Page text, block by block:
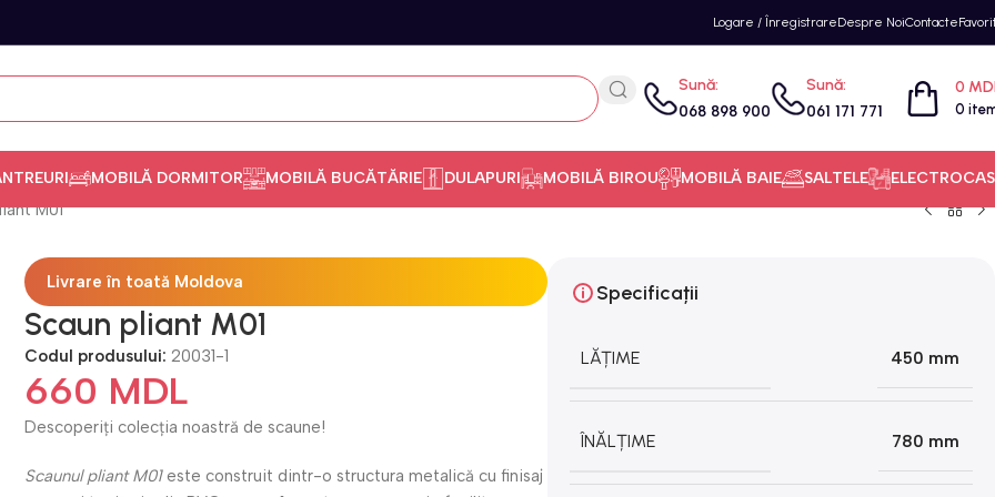
Logare / ÎnregistrareDespre NoiContacte
Sună:
068 898 900
Sună:
061 171 771 0
0
MOBILĂ DORMITOR MOBILĂ BUCĂTĂRIE DULAPURI MOBILĂ BIROU MOBILĂ BAIE SALTELE
M01
Livrare în toată Moldova
Scaun pliant M01
Codul produsului: 20031-1
660 MDL
Descoperiți colecția noastră de scaune!
Scaunul pliant M01este construit dintr-o structura metalică cu finisaj
Specificații
LĂȚIME 450 mm
ÎNĂLȚIME 780 mm